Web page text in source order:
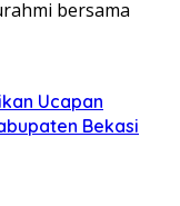
bersama
Ucapan
Bekasi